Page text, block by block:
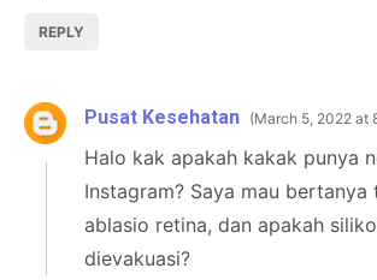
REPLY
Pusat Kesehatan March 5, 2022 at
Halo kak apakah kakak punya
Instagram? Saya mau bertanya
ablasio retina, dan apakah
dievakuasi?